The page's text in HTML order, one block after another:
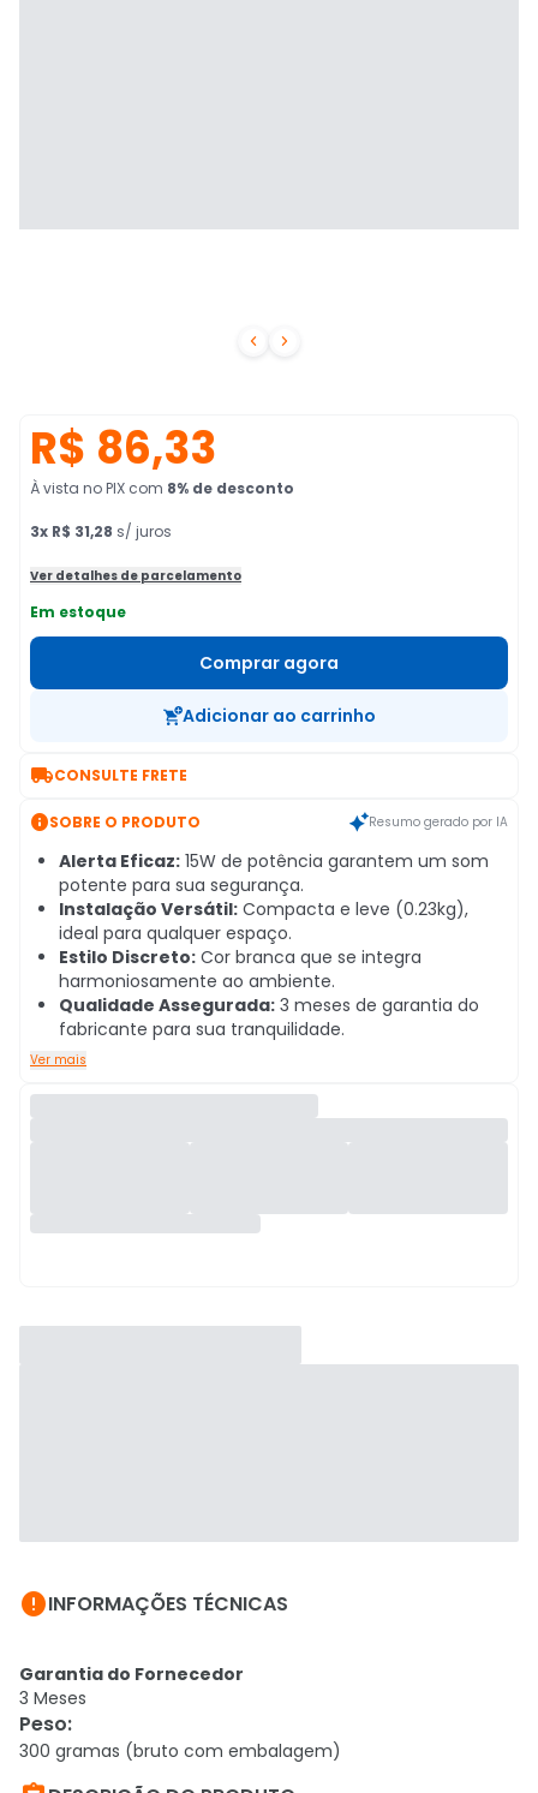
 
R$ 86,33
À vista no PIX com 8% de desconto
3x R$ 31,28 s/ juros
Ver detalhes de parcelamento
Em estoque
Comprar agora
Adicionar ao carrinho
CONSULTE FRETE
SOBRE O PRODUTO Resumo gerado por IA
Alerta Eficaz: 15W de potência garantem um som
potente para sua segurança.
Instalação Versátil: Compacta e leve (0.23kg),
ideal para qualquer espaço.
Estilo Discreto: Cor branca que se integra
harmoniosamente ao ambiente.
Qualidade Assegurada: 3 meses de garantia do
fabricante para sua tranquilidade.
Ver mais
INFORMAÇÕES TÉCNICAS
Garantia do Fornecedor
3 Meses
Peso:
300 gramas (bruto com embalagem)